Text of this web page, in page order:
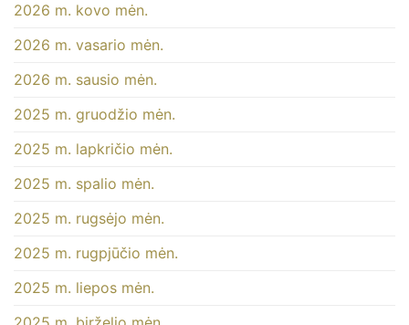
2026 m. kovo mėn.
2026 m. vasario mėn.
2026 m. sausio mėn.
2025 m. gruodžio mėn.
2025 m. lapkričio mėn.
2025 m. spalio mėn.
2025 m. rugsėjo mėn.
2025 m. rugpjūčio mėn.
2025 m. liepos mėn.